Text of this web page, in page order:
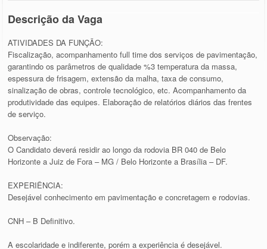
Descrição da Vaga
ATIVIDADES DA FUNÇÃO:
Fiscalização, acompanhamento full time dos serviços de pavimentação,
garantindo os parâmetros de qualidade %3 temperatura da massa,
espessura de frisagem, extensão da malha, taxa de consumo,
sinalização de obras, controle tecnológico, etc. Acompanhamento da
produtividade das equipes. Elaboração de relatórios diários das frentes
de serviço.
Observação:
O Candidato deverá residir ao longo da rodovia BR 040 de Belo
Horizonte a Juiz de Fora – MG / Belo Horizonte a Brasília – DF.
EXPERIÊNCIA:
Desejável conhecimento em pavimentação e concretagem e rodovias.
CNH – B Definitivo.
A escolaridade e indiferente, porém a experiência é desejável.